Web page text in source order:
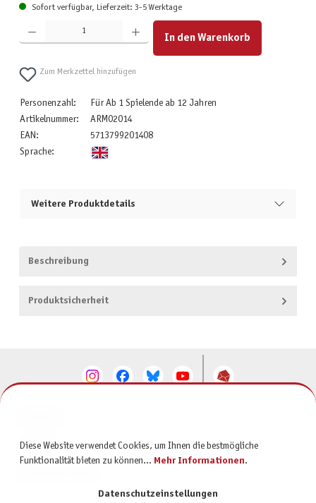
Sofort verfügbar, Lieferzeit: 3-5 Werktage
Produkt Anzahl: Gib den gewünschten Wert ein oder benutze die Schaltflächen um die Anzahl zu
In den Warenkorb
Zum Merkzettel hinzufügen
Personenzahl:
Für Ab 1 Spielende ab 12 Jahren
Artikelnummer:
ARM02014
EAN:
5713799201408
Sprache:
Weitere Produktdetails
Beschreibung
Produktsicherheit
SERVICE
Diese Website verwendet Cookies, um Ihnen die bestmögliche
Funktionalität bieten zu können... Mehr Informationen.
Datenschutzeinstellungen